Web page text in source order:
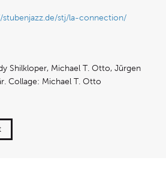
stubenjazz.de/stj/la-connection/
Shilkloper, Michael T. Otto, Jürgen
Collage: Michael T. Otto